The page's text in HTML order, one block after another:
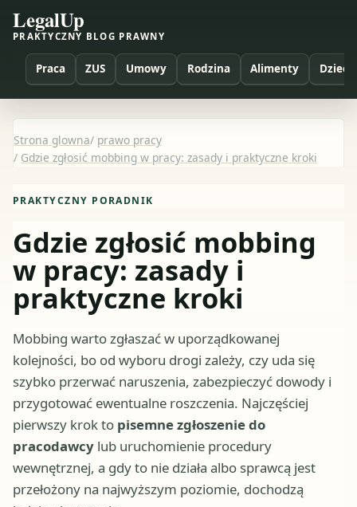
LegalUp
PRAKTYCZNY BLOG PRAWNY
Praca ZUS Umowy Rodzina Alimenty Dzieci
Strona glowna/ prawo pracy
/ Gdzie zgłosić mobbing w pracy: zasady i praktyczne kroki
PRAKTYCZNY PORADNIK
Gdzie zgłosić mobbing
w pracy: zasady i
praktyczne kroki
Mobbing warto zgłaszać w uporządkowanej
kolejności, bo od wyboru drogi zależy, czy uda się
szybko przerwać naruszenia, zabezpieczyć dowody i
przygotować ewentualne roszczenia. Najczęściej
pierwszy krok to pisemne zgłoszenie do
pracodawcy lub uruchomienie procedury
wewnętrznej, a gdy to nie działa albo sprawcą jest
przełożony na najwyższym poziomie, dochodzą